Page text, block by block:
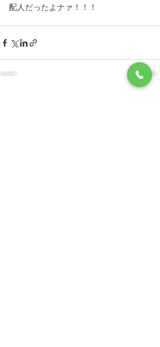
配人だったよナァ！！！